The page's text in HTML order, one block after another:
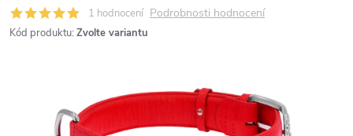
1 hodnocení Podrobnosti hodnocení
Kód produktu: Zvolte variantu